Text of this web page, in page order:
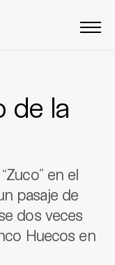
de la
en el
pasaje de
dos veces
Huecos en